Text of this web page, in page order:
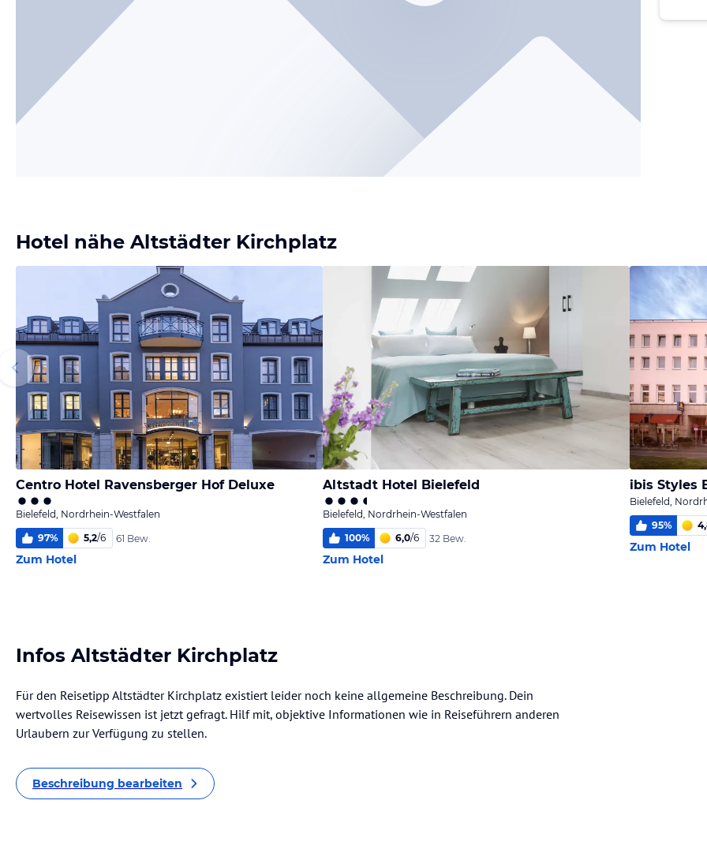
Hotel nähe Altstädter Kirchplatz
Centro Hotel Ravensberger Hof Deluxe
Bielefeld, Nordrhein-Westfalen
97% 5,2/6 61 Bew.
Zum Hotel
Altstadt Hotel Bielefeld
Bielefeld, Nordrhein-Westfalen
100% 6,0/6 32 Bew.
Zum Hotel
ibis Styles
Bielefeld,
95%
Zum Hotel
Infos Altstädter Kirchplatz
Für den Reisetipp Altstädter Kirchplatz existiert leider noch keine allgemeine Beschreibung. Dein
wertvolles Reisewissen ist jetzt gefragt. Hilf mit, objektive Informationen wie in Reiseführern anderen
Urlaubern zur Verfügung zu stellen.
Beschreibung bearbeiten